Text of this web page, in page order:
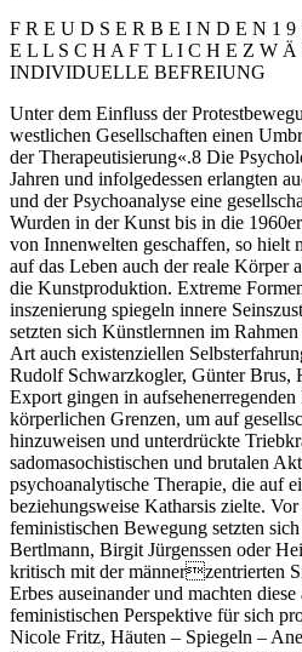
F R E U D S E R B E I N D E N 1 9
E L L S C H A F T L I C H E Z W
INDIVIDUELLE BEFREIUNG
Unter dem Einfluss der
westlichen Gesellschaften einen
der Therapeutisierung«.8 Die
Jahren und infolgedessen erlangten
und der Psychoanalyse eine
Wurden in der Kunst bis in die
von Innenwelten geschaffen, so hielt
auf das Leben auch der reale Körper
die Kunstproduktion. Extreme
inszenierung spiegeln innere
setzten sich Künstlernnen im
Art auch existenziellen
Rudolf Schwarzkogler, Günter Brus,
Export gingen in aufsehenerregenden
körperlichen Grenzen, um auf
hinzuweisen und unterdrückte
sadomasochistischen und brutalen
psychoanalytische Therapie, die auf
beziehungsweise Katharsis zielte.
feministischen Bewegung setzten
Bertlmann, Birgit Jürgenssen oder
kritisch mit der männerzentrierten
Erbes auseinander und machten
feministischen Perspektive für sich
Nicole Fritz, Häuten – Spiegeln –